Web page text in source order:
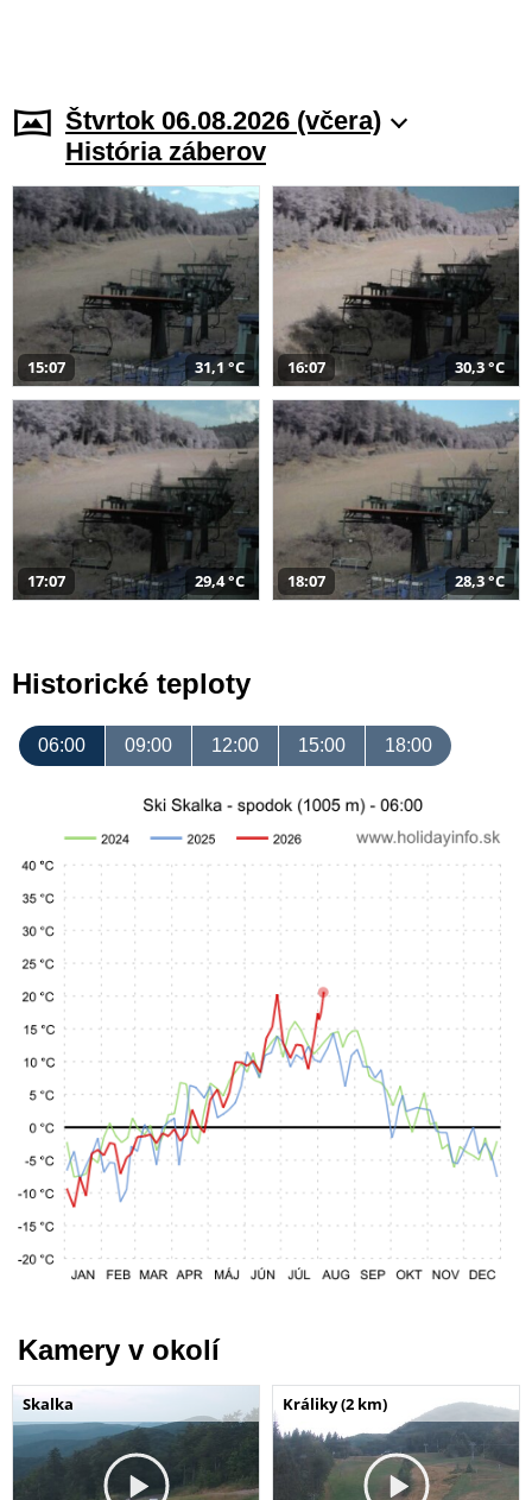
Štvrtok 06.08.2026 (včera)
História záberov
15:07 31,1 °C 16:07 30,3 °C
17:07 29,4 °C 18:07 28,3 °C
Historické teploty
06:00 09:00 12:00 15:00 18:00
Kamery v okolí
Skalka Králiky (2 km)